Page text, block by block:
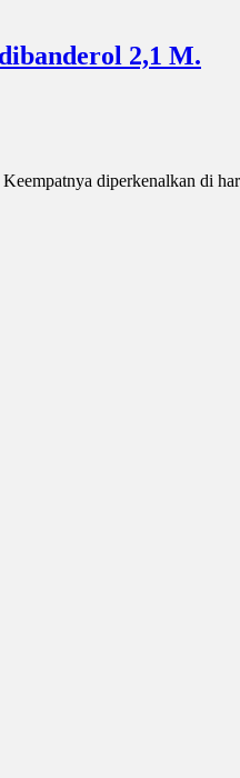
2,1 M.
diperkenalkan di